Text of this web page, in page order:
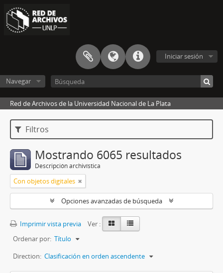
Iniciar sesión
Navegar
Red de Archivos de la Universidad Nacional de La Plata
Filtros
Mostrando 6065 resultados
Descripción archivística
Con objetos digitales
Opciones avanzadas de búsqueda
Imprimir vista previa
Ver :
Ordenar por: Título
Direction: Clasificación en orden ascendente